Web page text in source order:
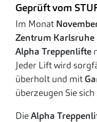
Geprüft vom
Im Monat
Zentrum Karlsruhe
Alpha Treppenlifte
Jeder Lift wird
überholt und mit
überzeugen Sie
DieAlpha